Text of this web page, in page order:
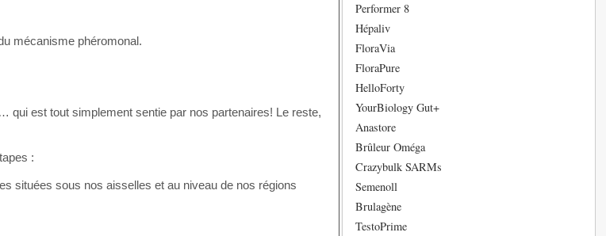
mécanisme phéromonal.
qui est tout simplement sentie par nos partenaires! Le reste,
:
situées sous nos aisselles et au niveau de nos régions
Performer 8
Hépaliv
FloraVia
FloraPure
HelloForty
YourBiology Gut+
Anastore
Brûleur Oméga
Crazybulk SARMs
Semenoll
Brulagène
TestoPrime